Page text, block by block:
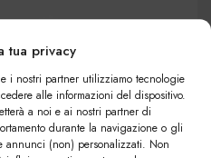
tua privacy
i nostri partner utilizziamo tecnologie
alle informazioni del dispositivo.
a noi e ai nostri partner di
durante la navigazione o gli
annunci (non) personalizzati. Non